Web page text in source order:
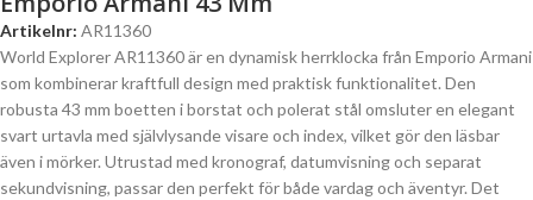
Artikelnr: AR11360
World Explorer AR11360 är en dynamisk herrklocka från Emporio Armani
som kombinerar kraftfull design med praktisk funktionalitet. Den
robusta 43 mm boetten i borstat och polerat stål omsluter en elegant
svart urtavla med självlysande visare och index, vilket gör den läsbar
även i mörker. Utrustad med kronograf, datumvisning och separat
sekundvisning, passar den perfekt för både vardag och äventyr. Det